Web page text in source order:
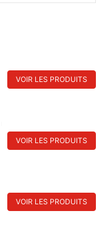
VOIR LES PRODUITS
VOIR LES PRODUITS
VOIR LES PRODUITS